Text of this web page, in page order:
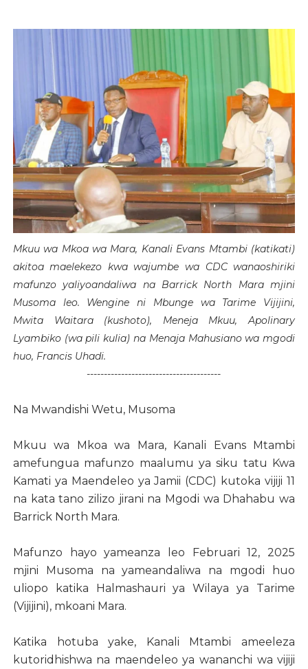
Mkuu wa Mkoa wa Mara, Kanali Evans Mtambi (katikati)
akitoa maelekezo kwa wajumbe wa CDC wanaoshiriki
mafunzo yaliyoandaliwa na Barrick North Mara mjini
Musoma leo. Wengine ni Mbunge wa Tarime Vijijini,
Mwita Waitara (kushoto), Meneja Mkuu, Apolinary
Lyambiko (wa pili kulia) na Menaja Mahusiano wa mgodi
huo, Francis Uhadi.
---------------------------------------
Na Mwandishi Wetu, Musoma
Mkuu wa Mkoa wa Mara, Kanali Evans Mtambi
amefungua mafunzo maalumu ya siku tatu Kwa
Kamati ya Maendeleo ya Jamii (CDC) kutoka vijiji 11
na kata tano zilizo jirani na Mgodi wa Dhahabu wa
Barrick North Mara.
Mafunzo hayo yameanza leo Februari 12, 2025
mjini Musoma na yameandaliwa na mgodi huo
uliopo katika Halmashauri ya Wilaya ya Tarime
(Vijijini), mkoani Mara.
Katika hotuba yake, Kanali Mtambi ameeleza
kutoridhishwa na maendeleo ya wananchi wa vijiji